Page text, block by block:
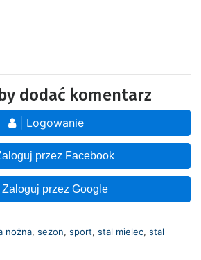
dodać komentarz
| Logowanie
przez Facebook
przez Google
nożna, sezon, sport, stal mielec, stal